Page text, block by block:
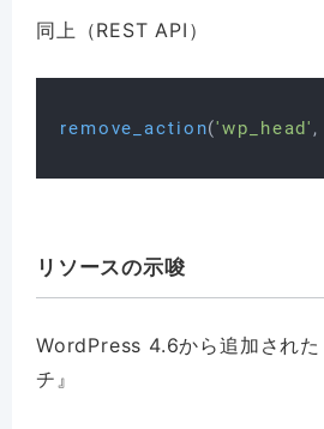
同上（REST API）
remove_action('wp_head' ,
リソースの示唆
WordPress 4.6から追加された
チ』